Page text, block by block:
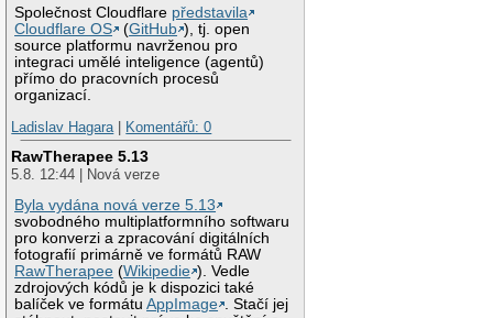
Společnost Cloudflare představila
Cloudflare OS
(GitHub ), tj. open
source platformu navrženou pro
integraci umělé inteligence (agentů)
přímo do pracovních procesů
organizací.
Ladislav Hagara| Komentářů: 0
RawTherapee 5.13
5.8. 12:44 | Nová verze
Byla vydána nová verze 5.13
svobodného multiplatformního softwaru
pro konverzi a zpracování digitálních
fotografií primárně ve formátů RAW
RawTherapee (Wikipedie ). Vedle
zdrojových kódů je k dispozici také
balíček ve formátuAppImage . Stačí jej